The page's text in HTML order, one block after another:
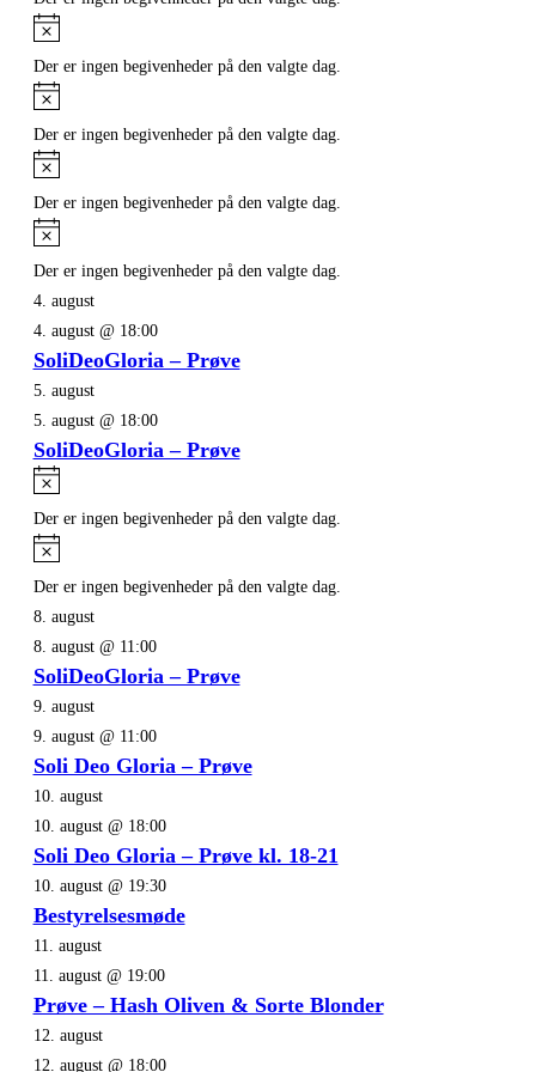
Notice
Der er ingen begivenheder på den valgte dag.
Notice
Der er ingen begivenheder på den valgte dag.
Notice
Der er ingen begivenheder på den valgte dag.
Notice
Der er ingen begivenheder på den valgte dag.
4. august
4. august @ 18:00
SoliDeoGloria – Prøve
5. august
5. august @ 18:00
SoliDeoGloria – Prøve
Notice
Der er ingen begivenheder på den valgte dag.
Notice
Der er ingen begivenheder på den valgte dag.
8. august
8. august @ 11:00
SoliDeoGloria – Prøve
9. august
9. august @ 11:00
Soli Deo Gloria – Prøve
10. august
10. august @ 18:00
Soli Deo Gloria – Prøve kl. 18-21
10. august @ 19:30
Bestyrelsesmøde
11. august
11. august @ 19:00
Prøve – Hash Oliven & Sorte Blonder
12. august
12. august @ 18:00